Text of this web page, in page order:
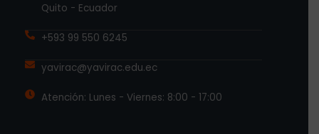
Quito - Ecuador
+593 99 550 6245
yavirac@yavirac.edu.ec
Atención: Lunes - Viernes: 8:00 - 17:00